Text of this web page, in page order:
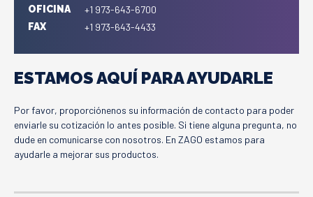
ESTAMOS AQUÍ PARA AYUDARLE
Por favor, proporciónenos su información de contacto para poder
enviarle su cotización lo antes posible. Si tiene alguna pregunta, no
dude en comunicarse con nosotros. En ZAGO estamos para
ayudarle a mejorar sus productos.
OFICINA +1 973-643-6700
FAX +1 973-643-4433